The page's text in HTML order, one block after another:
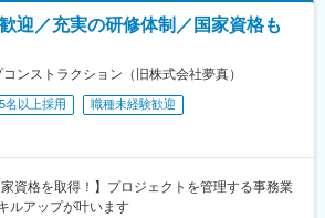
前駅、立川北駅、富士見町駅(神奈川県)、石上
向ケ丘遊園駅、溝の口駅、新丸子駅、京急鶴見
南中央駅、栄町駅(千葉県)、本八幡駅(都営線)、
名古屋駅、荒子駅、大曽根駅、東別院駅、荒畑
)、西宮駅(ＪＲ線)、六甲道駅、西鉄福岡駅、西
、春日駅(福岡県)、有楽町駅、築地市場駅、九品
名鉄名古屋駅、森下駅(愛知県)、妙音通駅、西一
(阪急線)、大阪阿部野橋駅、土居駅(大阪府)、天
迎／充実の研修体制／国家資格も
ンストラクション（旧株式会社夢真）
5名以上採用
職種未経験歓迎
家資格を取得！】プロジェクトを管理する事務業
ルアップが叶います